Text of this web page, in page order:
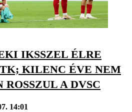
IKSSZEL ÉLRE
KILENC ÉVE NEM
A DVSC
14:01